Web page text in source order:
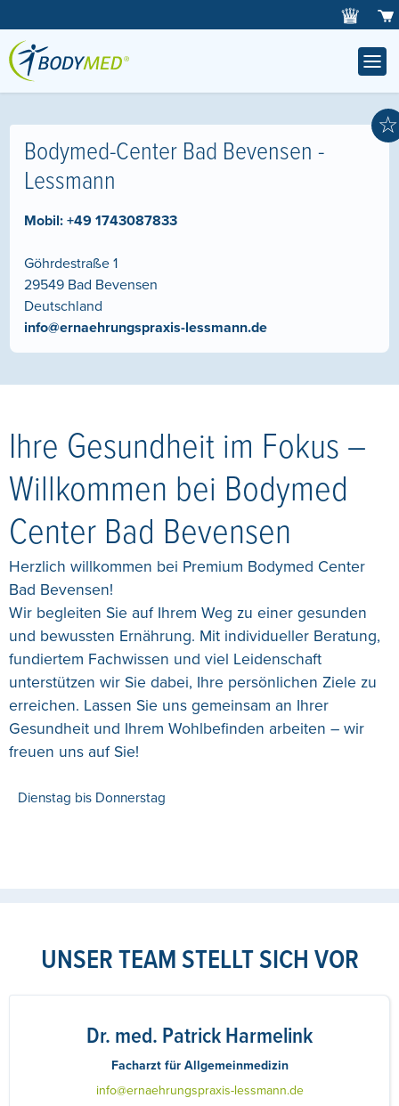
☆
Bodymed-Center Bad Bevensen -
Lessmann
Mobil:+49 1743087833
Göhrdestraße 1
29549 Bad Bevensen
Deutschland
info@ernaehrungspraxis-lessmann.de
Ihre Gesundheit im Fokus –
Willkommen bei Bodymed
Center Bad Bevensen
Herzlich willkommen bei Premium Bodymed Center
Bad Bevensen!
Wir begleiten Sie auf Ihrem Weg zu einer gesunden
und bewussten Ernährung. Mit individueller Beratung,
fundiertem Fachwissen und viel Leidenschaft
unterstützen wir Sie dabei, Ihre persönlichen Ziele zu
erreichen. Lassen Sie uns gemeinsam an Ihrer
Gesundheit und Ihrem Wohlbefinden arbeiten – wir
freuen uns auf Sie!
Dienstag bis Donnerstag
UNSER TEAM STELLT SICH VOR
Dr. med. Patrick Harmelink
Facharzt für Allgemeinmedizin
info@ernaehrungspraxis-lessmann.de